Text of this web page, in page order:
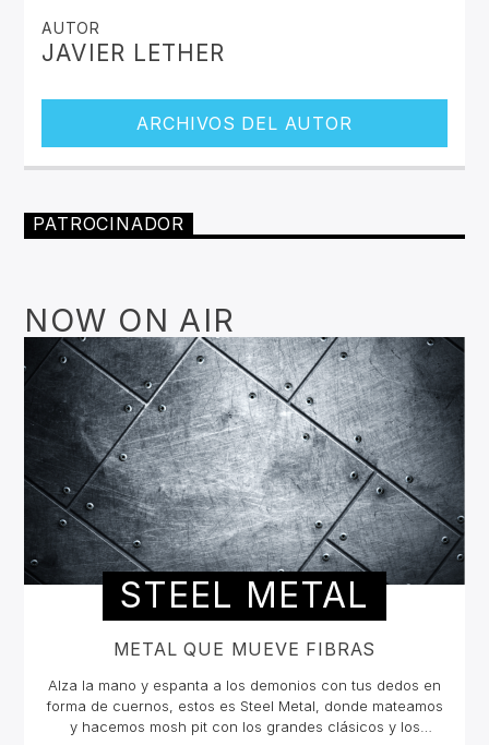
AUTOR
JAVIER LETHER
ARCHIVOS DEL AUTOR
PATROCINADOR
NOW ON AIR
STEEL METAL
METAL QUE MUEVE FIBRAS
Alza la mano y espanta a los demonios con tus dedos en
forma de cuernos, estos es Steel Metal, donde mateamos
y hacemos mosh pit con los grandes clásicos y los